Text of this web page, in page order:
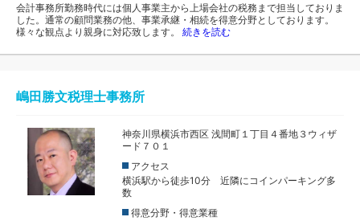
会計事務所勤務時代には個人事業主から上場会社の税務まで担当しておりま
した。通常の顧問業務の他、事業承継・相続を得意分野としております。
様々な観点より親身に対応致します。 続きを読む
嶋田勝文税理士事務所
神奈川県横浜市西区 浅間町１丁目４番地３ウィザ
ード７０１
アクセス
横浜駅から徒歩10分 近隣にコインパーキング多
数
得意分野・得意業種